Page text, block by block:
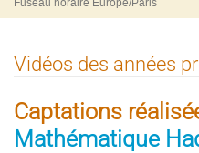
Vidéos des années
Captations
Mathématique